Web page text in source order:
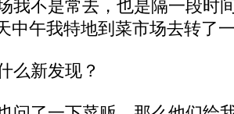
我不是常去，也是隔一段时
中午我特地到菜市场去转了
么新发现？